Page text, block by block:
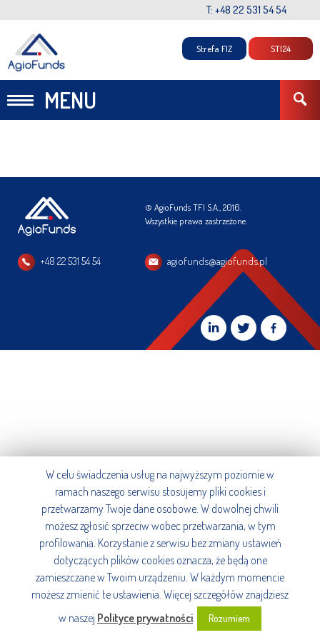
T: +48 22 531 54 54
MENU
Strefa FIZ STI24
© AgioFunds TFI S.A., 2016.
Wszystkie prawa zastrzeżone.
+48 22 531 54 54 agiofunds@agiofunds.pl
W celu świadczenia usług na najwyższym poziomie w
ramach naszego serwisu stosujemy pliki cookies i
przetwarzamy Twoje dane osobowe. W dowolnej chwili
możesz zgłosić sprzeciw wobec przetwarzania, w tym
profilowania. Korzystanie z serwisu bez zmiany ustawień
dotyczących plików cookies oznacza, że będą one
zamieszczane w Twoim urządzeniu. W każdym momencie
możesz zmienić te ustawienia. Więcej szczegółów znajdziesz
w naszej Polityce prywatności. Rozumiem